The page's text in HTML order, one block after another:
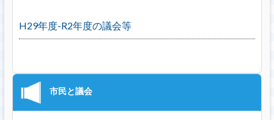
H29年度-R2年度の議会等